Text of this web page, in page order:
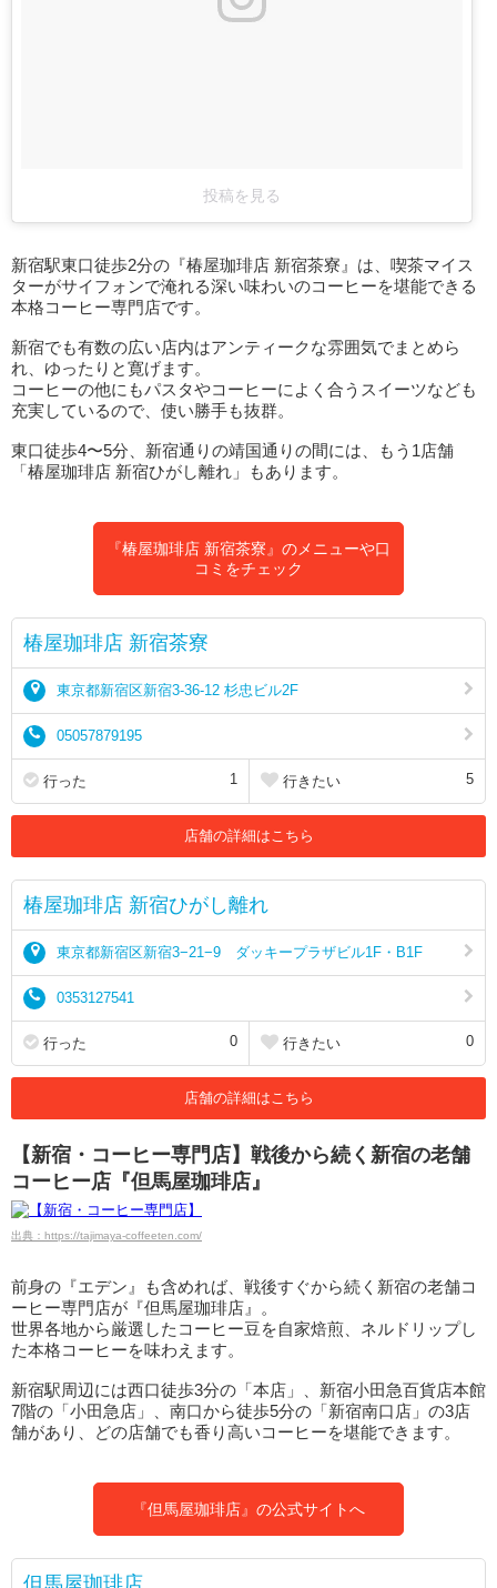
投稿を見る
新宿駅東口徒歩2分の『椿屋珈琲店 新宿茶寮』は、喫茶マイス
ターがサイフォンで淹れる深い味わいのコーヒーを堪能できる
本格コーヒー専門店です。
新宿でも有数の広い店内はアンティークな雰囲気でまとめら
れ、ゆったりと寛げます。
コーヒーの他にもパスタやコーヒーによく合うスイーツなども
充実しているので、使い勝手も抜群。
東口徒歩4〜5分、新宿通りの靖国通りの間には、もう1店舗
「椿屋珈琲店 新宿ひがし離れ」もあります。
『椿屋珈琲店 新宿茶寮』のメニューや口
コミをチェック
椿屋珈琲店 新宿茶寮
東京都新宿区新宿3-36-12 杉忠ビル2F
05057879195
行った 1 行きたい 5
店舗の詳細はこちら
椿屋珈琲店 新宿ひがし離れ
東京都新宿区新宿3−21−9 ダッキープラザビル1F・B1F
0353127541
行った 0 行きたい 0
店舗の詳細はこちら
【新宿・コーヒー専門店】戦後から続く新宿の老舗
コーヒー店『但馬屋珈琲店』
出典：https://tajimaya-coffeeten.com/
前身の『エデン』も含めれば、戦後すぐから続く新宿の老舗コ
ーヒー専門店が『但馬屋珈琲店』。
世界各地から厳選したコーヒー豆を自家焙煎、ネルドリップし
た本格コーヒーを味わえます。
新宿駅周辺には西口徒歩3分の「本店」、新宿小田急百貨店本館
7階の「小田急店」、南口から徒歩5分の「新宿南口店」の3店
舗があり、どの店舗でも香り高いコーヒーを堪能できます。
『但馬屋珈琲店』の公式サイトへ